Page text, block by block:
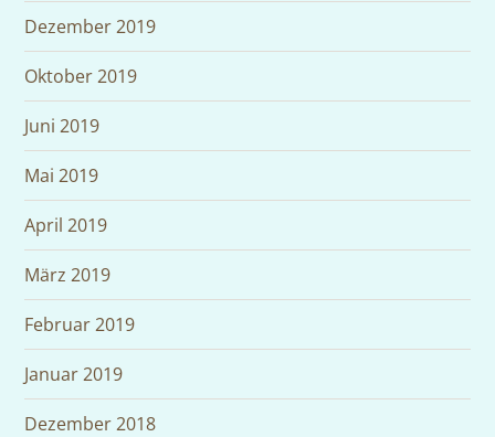
Dezember 2019
Oktober 2019
Juni 2019
Mai 2019
April 2019
März 2019
Februar 2019
Januar 2019
Dezember 2018